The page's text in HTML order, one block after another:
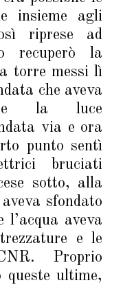
insieme agli
riprese ad
recuperò la
torre messi lì
che aveva
la luce
via e ora
punto sentì
bruciati
sotto, alla
sfondato
l’acqua aveva
e le
Proprio
queste ultime,